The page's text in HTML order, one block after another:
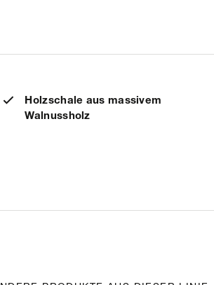
Holzschale aus massivem
Walnussholz